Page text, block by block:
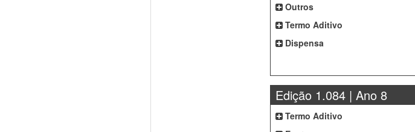
Outros
Termo Aditivo
Dispensa
Edição 1.084 | Ano 8
Termo Aditivo